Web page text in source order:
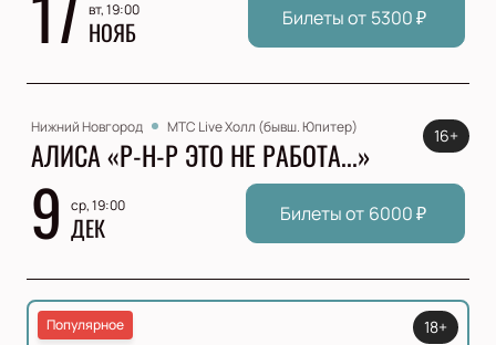
вт, 19:00
НОЯБ Билеты от 5300₽
Нижний Новгород МТС Live Холл (бывш. Юпитер)
АЛИСА «Р-Н-Р ЭТО НЕ РАБОТА...»
9 ср, 19:00
ДЕК
16+
Билеты от 6000₽
Популярное
18+